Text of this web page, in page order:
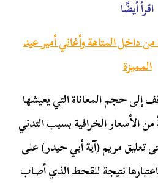
اقرأ أيضًا
داخل المتاهة وأغاني أمير عيد
المميزة
إلى حجم المعاناة التي يعيشها
من الأسعار الخرافية بسبب التدني
تعليق مريم (آية أبي حيدر) على
نتيجة للقحط الذي أصاب